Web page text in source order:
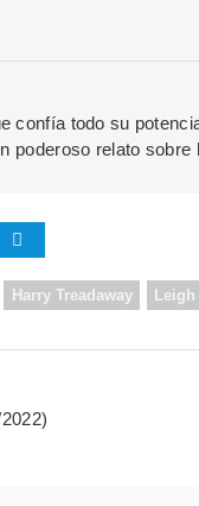
confía todo su
poderoso relato sobre
Harry Treadaway